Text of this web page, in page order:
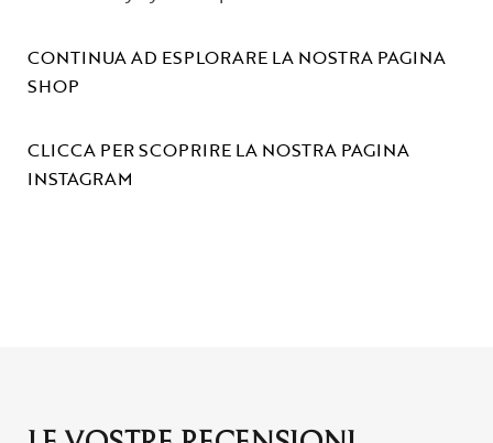
CONTINUA AD ESPLORARE LA NOSTRA PAGINA
SHOP
CLICCA PER SCOPRIRE LA NOSTRA PAGINA
INSTAGRAM